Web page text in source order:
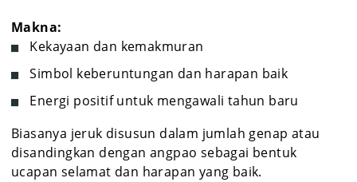
Makna:
Kekayaan dan kemakmuran
Simbol keberuntungan dan harapan baik
Energi positif untuk mengawali tahun baru
Biasanya jeruk disusun dalam jumlah genap atau
disandingkan dengan angpao sebagai bentuk
ucapan selamat dan harapan yang baik.